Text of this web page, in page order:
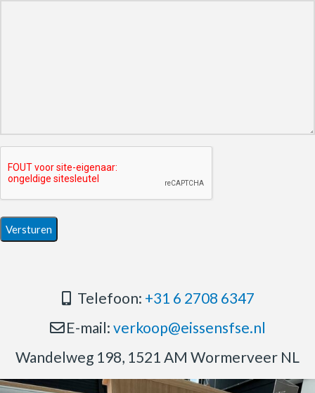
Telefoon: +31 6 2708 6347
E-mail: verkoop@eissensfse.nl
Wandelweg 198, 1521 AM Wormerveer NL